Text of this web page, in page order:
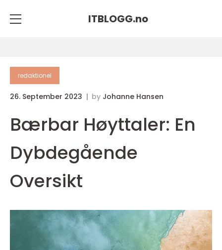
ITBLOGG.no
redaktionel
26. September 2023 by Johanne Hansen
Bærbar Høyttaler: En
Dybdegående
Oversikt